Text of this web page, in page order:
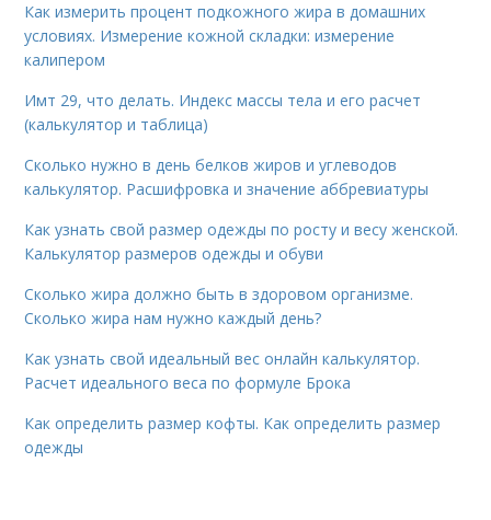
Как измерить процент подкожного жира в домашних
условиях. Измерение кожной складки: измерение
калипером
Имт 29, что делать. Индекс массы тела и его расчет
(калькулятор и таблица)
Сколько нужно в день белков жиров и углеводов
калькулятор. Расшифровка и значение аббревиатуры
Как узнать свой размер одежды по росту и весу женской.
Калькулятор размеров одежды и обуви
Сколько жира должно быть в здоровом организме.
Сколько жира нам нужно каждый день?
Как узнать свой идеальный вес онлайн калькулятор.
Расчет идеального веса по формуле Брока
Как определить размер кофты. Как определить размер
одежды